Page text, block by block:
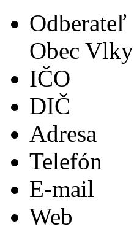
Odberateľ
Obec Vlky
IČO
DIČ
Adresa
Telefón
E-mail
Web